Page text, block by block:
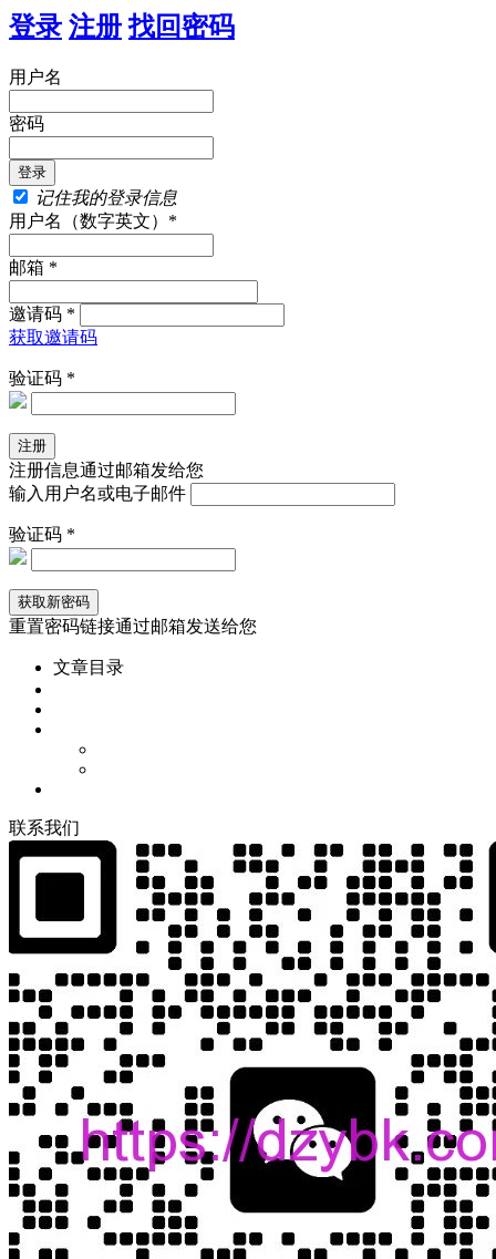
登录 注册 找回密码
用户名
密码
记住我的登录信息
用户名（数字英文）*
邮箱 *
邀请码 *
获取邀请码
验证码 *
注册信息通过邮箱发给您
输入用户名或电子邮件
验证码 *
重置密码链接通过邮箱发送给您
文章目录
联系我们